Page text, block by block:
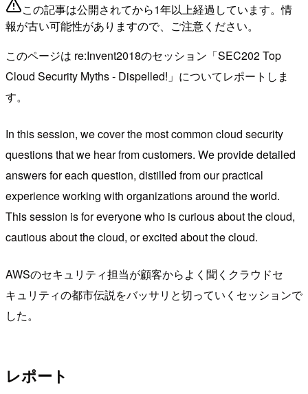
この記事は公開されてから1年以上経過しています。情
報が古い可能性がありますので、ご注意ください。
このページは re:Invent2018のセッション「SEC202 Top
Cloud Security Myths - Dispelled!」についてレポートしま
す。
In this session, we cover the most common cloud security
questions that we hear from customers. We provide detailed
answers for each question, distilled from our practical
experience working with organizations around the world.
This session is for everyone who is curious about the cloud,
cautious about the cloud, or excited about the cloud.
AWSのセキュリティ担当が顧客からよく聞くクラウドセ
キュリティの都市伝説をバッサリと切っていくセッションで
した。
レポート